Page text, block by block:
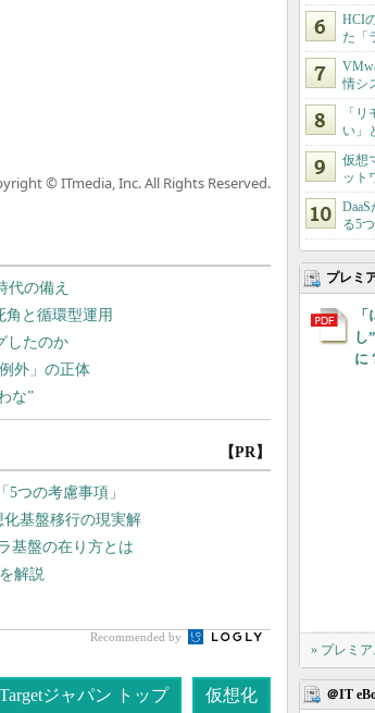
© ITmedia, Inc. All Rights Reserved.
【PR】
つの考慮事項」
基盤移行の現実解
基盤の在り方とは
解説
Recommended by
ジャパン トップ 仮想化
HCI
た「
情シ
「
い」
仮想
ット
る5
プレミ
し
に
» プレミ
＠IT